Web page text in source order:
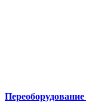
Переоборудование